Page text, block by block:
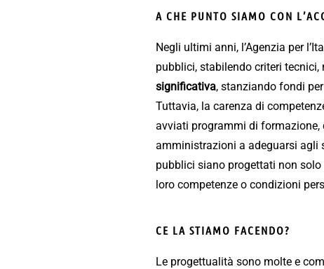
A CHE PUNTO SIAMO CON
Negli ultimi anni, l’Agenzia per
pubblici, stabilendo criteri
significativa, stanziando fondi
Tuttavia, la carenza di
avviati programmi di formazione,
amministrazioni a adeguarsi agli
pubblici siano progettati non
loro competenze o condizioni
CE LA STIAMO FACENDO?
Le progettualità sono molte e